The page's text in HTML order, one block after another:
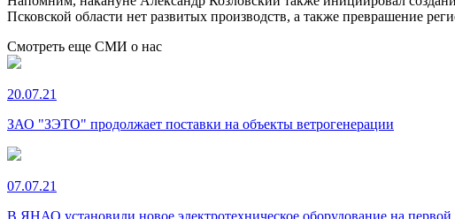
Псковской области нет развитых производств, а также преврашение
Смотреть еще СМИ о нас
20.07.21
ЗАО "ЗЭТО" продолжает поставки на объекты ветрогенерации
07.07.21
В ЯНАО установили новое электротехническое оборудование на